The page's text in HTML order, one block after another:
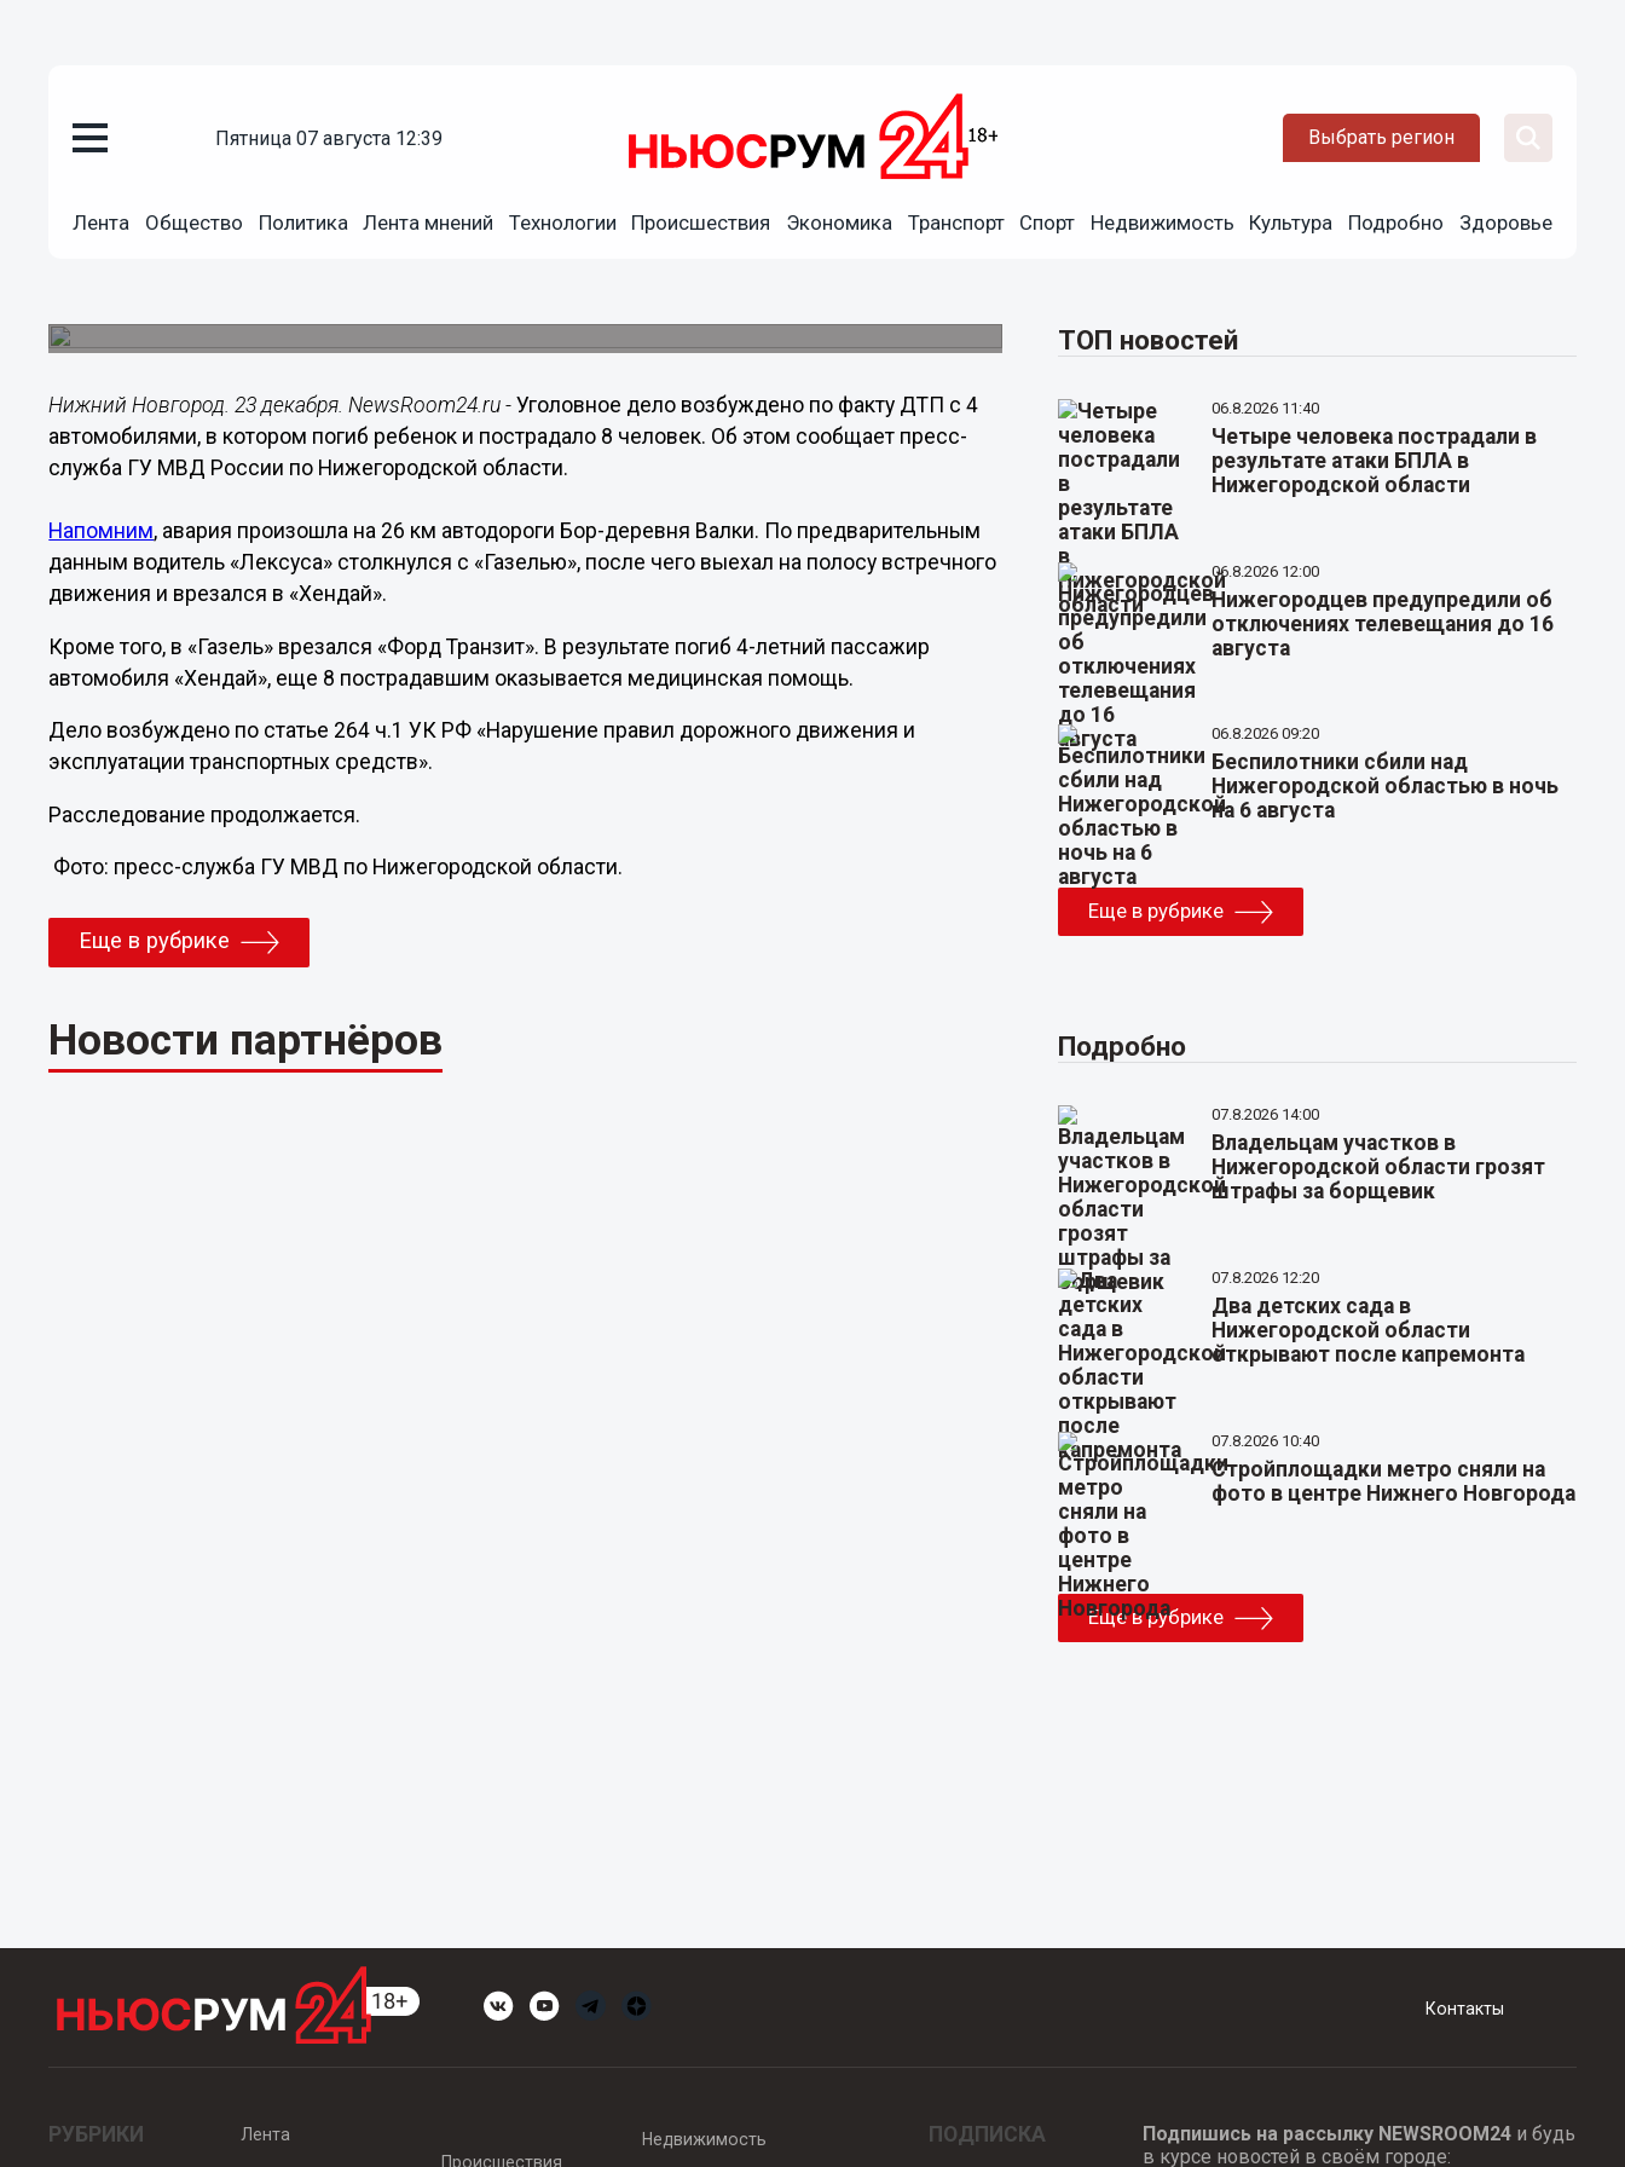
пятница 07 августа 12:39 Выбрать регион
Лента Общество Политика Лента мнений Технологии Происшествия Экономика Транспорт Спорт Недвижимость Культура Подробно Здоровье
Уголовное дело возбуждено по факту ДТП с погибшим
Нижний Новгород. 23 декабря. NewsRoom24.ru -Уголовное дело возбуждено по факту ДТП с 4
автомобилями, в котором погиб ребенок и пострадало 8 человек. Об этом сообщает пресс-
служба ГУ МВД России по Нижегородской области.
Напомним, авария произошла на 26 км автодороги Бор-деревня Валки. По предварительным
данным водитель «Лексуса» столкнулся с «Газелью», после чего выехал на полосу встречного
движения и врезался в «Хендай».
Кроме того, в «Газель» врезался «Форд Транзит». В результате погиб 4-летний пассажир
автомобиля «Хендай», еще 8 пострадавшим оказывается медицинская помощь.
Дело возбуждено по статье 264 ч.1 УК РФ «Нарушение правил дорожного движения и
эксплуатации транспортных средств».
Расследование продолжается.
Фото: пресс-служба ГУ МВД по Нижегородской области.
Еще в рубрике
Новости партнёров
ТОП новостей
06.8.2026 11:40
Четыре человека пострадали в
результате атаки БПЛА в
Нижегородской области
06.8.2026 12:00
Нижегородцев предупредили об
отключениях телевещания до 16
августа
06.8.2026 09:20
Беспилотники сбили над
Нижегородской областью в ночь
на 6 августа
Еще в рубрике
Подробно
07.8.2026 14:00
Владельцам участков в
Нижегородской области грозят
штрафы за борщевик
07.8.2026 12:20
Два детских сада в
Нижегородской области
открывают после капремонта
07.8.2026 10:40
Стройплощадки метро сняли на
фото в центре Нижнего Новгорода
Еще в рубрике
Контакты
РУБРИКИ
Лента
Происшествия
Недвижимость ПОДПИСКА Подпишись на рассылку NEWSROOM24и будь
в курсе новостей в своём городе: